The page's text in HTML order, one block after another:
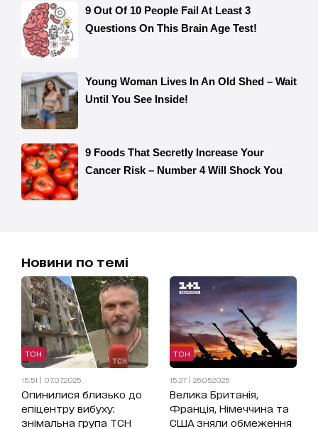
Новини по темі
ТСН
15:51 | 07.07.2025
Опинилися близько до
епіцентру вибуху:
знімальна група ТСН
ТСН
15:27 | 26.05.2025
Велика Британія,
Франція, Німеччина та
США зняли обмеження